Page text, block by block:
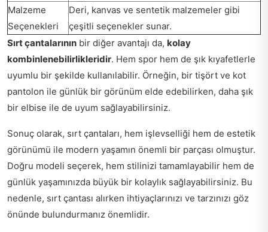
Malzeme
Seçenekleri
Deri, kanvas ve sentetik malzemeler gibi
çeşitli seçenekler sunar.
Sırt çantalarının bir diğer avantajı da, kolay
kombinlenebilirlikleridir. Hem spor hem de şık kıyafetlerle
uyumlu bir şekilde kullanılabilir. Örneğin, bir tişört ve kot
pantolon ile günlük bir görünüm elde edebilirken, daha şık
bir elbise ile de uyum sağlayabilirsiniz.
Sonuç olarak, sırt çantaları, hem işlevselliği hem de estetik
görünümü ile modern yaşamın önemli bir parçası olmuştur.
Doğru modeli seçerek, hem stilinizi tamamlayabilir hem de
günlük yaşamınızda büyük bir kolaylık sağlayabilirsiniz. Bu
nedenle, sırt çantası alırken ihtiyaçlarınızı ve tarzınızı göz
önünde bulundurmanız önemlidir.